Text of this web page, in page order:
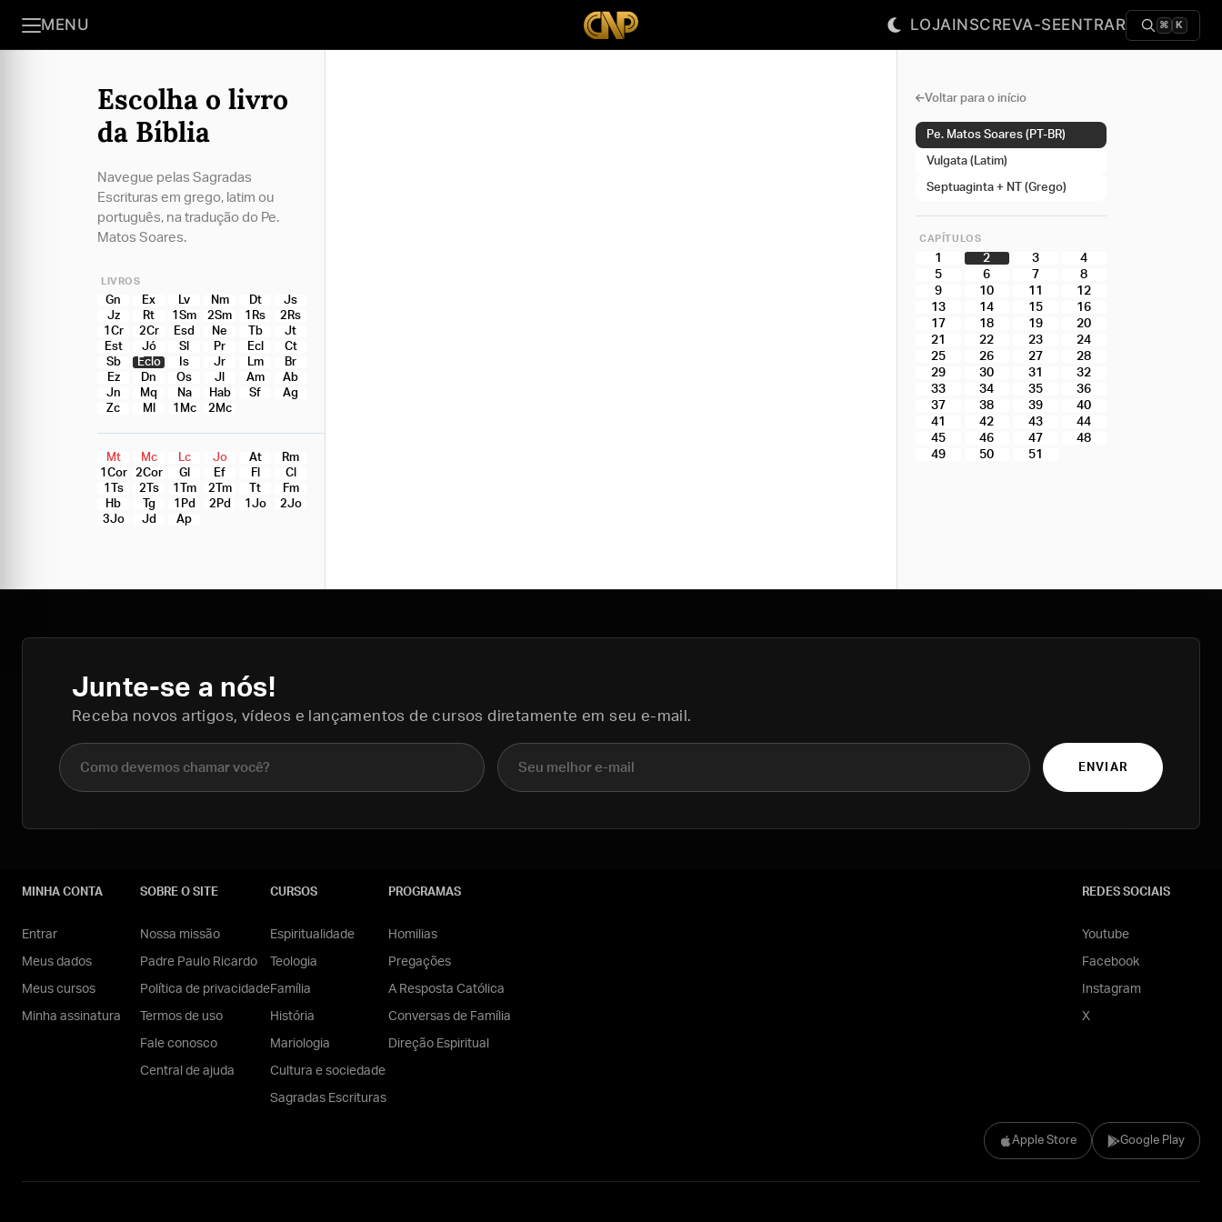
MENU LOJAINSCREVA-SEENTRAR ⌘ K
Escolha o livro
da Bíblia
Navegue pelas Sagradas
Escrituras em grego, latim ou
português, na tradução do Pe.
Matos Soares.
LIVROS
Gn Ex Lv Nm Dt
Js
Jz
Rt 1Sm 2Sm 1Rs
2Rs
1Cr
2Cr Esd Ne Tb
Jt
Est
Jó Sl Pr Ecl
Ct
Sb
Eclo Is Jr Lm
Br
Ez
Dn Os Jl Am
Ab
Jn
Mq Na Hab Sf
Ag
Zc
Ml 1Mc 2Mc
Mt Mc Lc Jo At
Rm
1Cor
2Cor Gl Ef Fl
Cl
1Ts
2Ts 1Tm 2Tm Tt
Fm
Hb
Tg 1Pd 2Pd 1Jo
2Jo
3Jo
Jd Ap
Voltar para o início
Pe. Matos Soares (PT-BR)
Vulgata (Latim)
Septuaginta + NT (Grego)
CAPÍTULOS
1 2 3
4
5
6 7
8
9
10 11
12
13
14 15
16
17
18 19
20
21
22 23
24
25
26 27
28
29
30 31
32
33
34 35
36
37
38 39
40
41
42 43
44
45
46 47
48
49
50 51
Junte-se a nós!
Receba novos artigos, vídeos e lançamentos de cursos diretamente em seu e-mail.
Nome completo E-mail
ENVIAR
Apple Store Google Play
MINHA CONTA
Entrar
Meus dados
Meus cursos
Minha assinatura
SOBRE O SITE
Nossa missão
Padre Paulo Ricardo
Política de privacidade
Termos de uso
Fale conosco
Central de ajuda
CURSOS
Espiritualidade
Teologia
Família
História
Mariologia
Cultura e sociedade
Sagradas Escrituras
PROGRAMAS
Homilias
Pregações
A Resposta Católica
Conversas de Família
Direção Espiritual
REDES SOCIAIS
Youtube
Facebook
Instagram
X